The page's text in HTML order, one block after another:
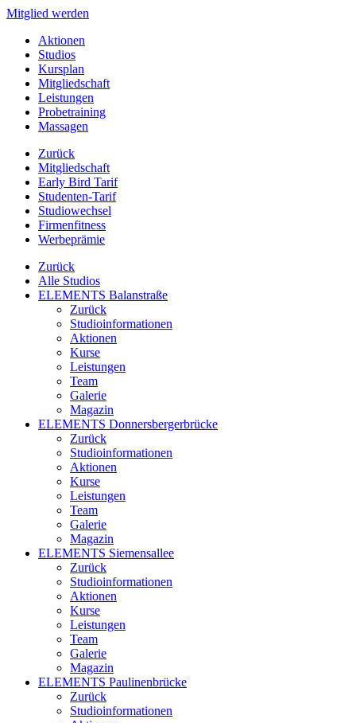
Mitglied werden
Aktionen
Studios
Kursplan
Mitgliedschaft
Leistungen
Probetraining
Massagen
Zurück
Mitgliedschaft
Early Bird Tarif
Studenten-Tarif
Studiowechsel
Firmenfitness
Werbeprämie
Zurück
Alle Studios
ELEMENTS Balanstraße
Zurück
Studioinformationen
Aktionen
Kurse
Leistungen
Team
Galerie
Magazin
ELEMENTS Donnersbergerbrücke
Zurück
Studioinformationen
Aktionen
Kurse
Leistungen
Team
Galerie
Magazin
ELEMENTS Siemensallee
Zurück
Studioinformationen
Aktionen
Kurse
Leistungen
Team
Galerie
Magazin
ELEMENTS Paulinenbrücke
Zurück
Studioinformationen